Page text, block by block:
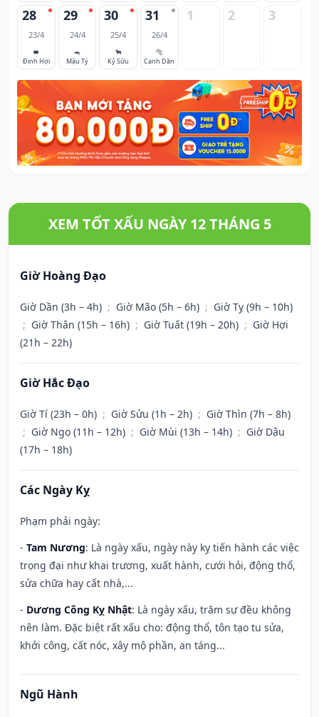
28
23/4
🐖
Đinh Hợi
29
24/4
🐀
Mậu Tý
30
25/4
🐂
Kỷ Sửu
31
26/4
🐅
Canh Dần
1 2 3
XEM TỐT XẤU NGÀY 12 THÁNG 5
Giờ Hoàng Đạo
Giờ Dần (3h – 4h) ; Giờ Mão (5h – 6h) ; Giờ Tỵ (9h – 10h)
; Giờ Thân (15h – 16h) ; Giờ Tuất (19h – 20h) ; Giờ Hợi
(21h – 22h)
Giờ Hắc Đạo
Giờ Tí (23h – 0h) ; Giờ Sửu (1h – 2h) ; Giờ Thìn (7h – 8h)
; Giờ Ngọ (11h – 12h) ; Giờ Mùi (13h – 14h) ; Giờ Dậu
(17h – 18h)
Các Ngày Kỵ
Phạm phải ngày:
- Tam Nương: Là ngày xấu, ngày này kỵ tiến hành các việc
trọng đại như khai trương, xuất hành, cưới hỏi, động thổ,
sửa chữa hay cất nhà,...
- Dương Công Kỵ Nhật: Là ngày xấu, trăm sự đều không
nên làm. Đặc biệt rất xấu cho: động thổ, tôn tạo tu sửa,
khởi công, cất nóc, xây mộ phần, an táng...
Ngũ Hành